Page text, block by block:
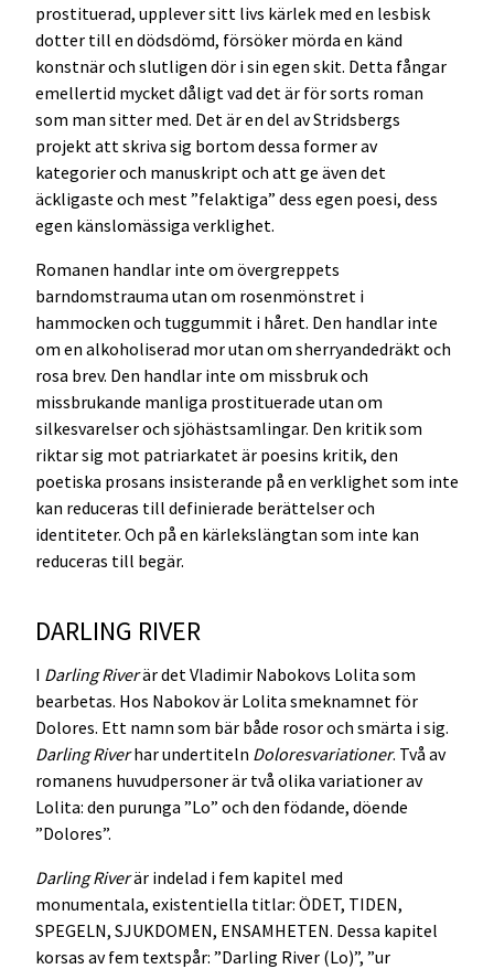
prostituerad, upplever sitt livs kärlek med en lesbisk
dotter till en dödsdömd, försöker mörda en känd
konstnär och slutligen dör i sin egen skit. Detta fångar
emellertid mycket dåligt vad det är för sorts roman
som man sitter med. Det är en del av Stridsbergs
projekt att skriva sig bortom dessa former av
kategorier och manuskript och att ge även det
äckligaste och mest ”felaktiga” dess egen poesi, dess
egen känslomässiga verklighet.
Romanen handlar inte om övergreppets
barndomstrauma utan om rosenmönstret i
hammocken och tuggummit i håret. Den handlar inte
om en alkoholiserad mor utan om sherryandedräkt och
rosa brev. Den handlar inte om missbruk och
missbrukande manliga prostituerade utan om
silkesvarelser och sjöhästsamlingar. Den kritik som
riktar sig mot patriarkatet är poesins kritik, den
poetiska prosans insisterande på en verklighet som inte
kan reduceras till definierade berättelser och
identiteter. Och på en kärlekslängtan som inte kan
reduceras till begär.
DARLING RIVER
I Darling Riverär det Vladimir Nabokovs Lolita som
bearbetas. Hos Nabokov är Lolita smeknamnet för
Dolores. Ett namn som bär både rosor och smärta i sig.
Darling Riverhar undertiteln Doloresvariationer. Två av
romanens huvudpersoner är två olika variationer av
Lolita: den purunga ”Lo” och den födande, döende
”Dolores”.
Darling Riverär indelad i fem kapitel med
monumentala, existentiella titlar: ÖDET, TIDEN,
SPEGELN, SJUKDOMEN, ENSAMHETEN. Dessa kapitel
korsas av fem textspår: ”Darling River (Lo)”, ”ur